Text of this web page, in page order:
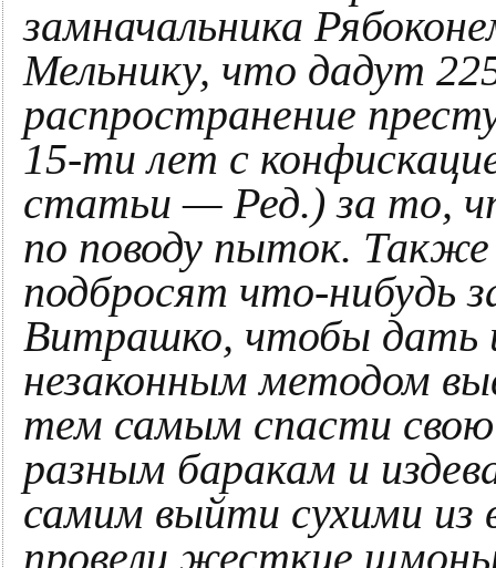
замначальника
Мельнику, что дадут
распространение
15-ти лет с
статьи — Ред.) за то,
по поводу пыток.
подбросят что-нибудь
Витрашко, чтобы
незаконным методом
тем самым спасти
разным баракам и
самим выйти сухими из
провели жесткие